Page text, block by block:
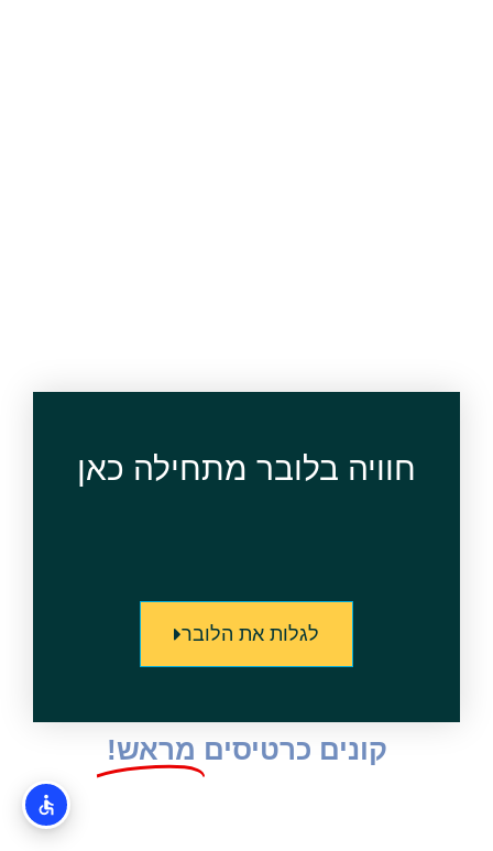
חוויה בלובר מתחילה כאן
לגלות את הלובר
קונים כרטיסים מראש!